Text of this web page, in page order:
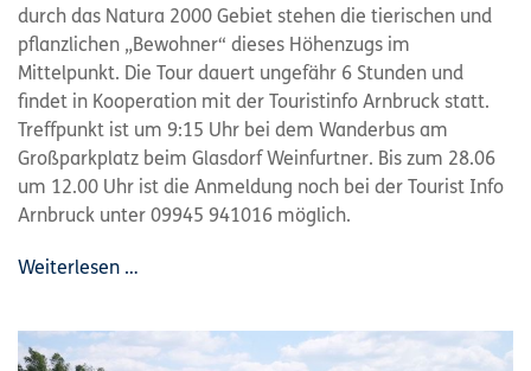
durch das Natura 2000 Gebiet stehen die tierischen und
pflanzlichen „Bewohner“ dieses Höhenzugs im
Mittelpunkt. Die Tour dauert ungefähr 6 Stunden und
findet in Kooperation mit der Touristinfo Arnbruck statt.
Treffpunkt ist um 9:15 Uhr bei dem Wanderbus am
Großparkplatz beim Glasdorf Weinfurtner. Bis zum 28.06
um 12.00 Uhr ist die Anmeldung noch bei der Tourist Info
Arnbruck unter 09945 941016 möglich.
Weiterlesen …